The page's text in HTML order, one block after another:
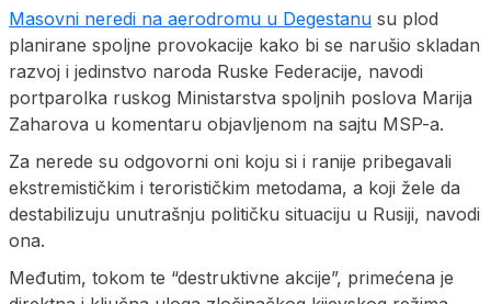
Masovni neredi na aerodromu u Degestanu su plod
planirane spoljne provokacije kako bi se narušio skladan
razvoj i jedinstvo naroda Ruske Federacije, navodi
portparolka ruskog Ministarstva spoljnih poslova Marija
Zaharova u komentaru objavljenom na sajtu MSP-a.
Za nerede su odgovorni oni koju si i ranije pribegavali
ekstremističkim i terorističkim metodama, a koji žele da
destabilizuju unutrašnju političku situaciju u Rusiji, navodi
ona.
Međutim, tokom te “destruktivne akcije”, primećena je